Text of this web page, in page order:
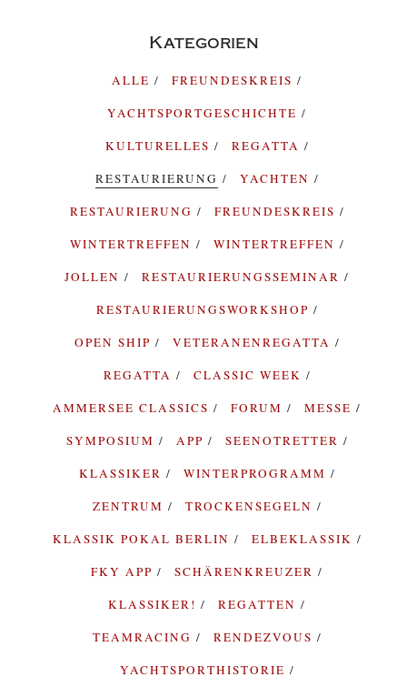
Kategorien
ALLE
FREUNDESKREIS
YACHTSPORTGESCHICHTE
KULTURELLES
REGATTA
RESTAURIERUNG
YACHTEN
RESTAURIERUNG
FREUNDESKREIS
WINTERTREFFEN
WINTERTREFFEN
JOLLEN
RESTAURIERUNGSSEMINAR
RESTAURIERUNGSWORKSHOP
OPEN SHIP
VETERANENREGATTA
REGATTA
CLASSIC WEEK
AMMERSEE CLASSICS
FORUM
MESSE
SYMPOSIUM
APP
SEENOTRETTER
KLASSIKER
WINTERPROGRAMM
ZENTRUM
TROCKENSEGELN
KLASSIK POKAL BERLIN
ELBEKLASSIK
FKY APP
SCHÄRENKREUZER
KLASSIKER!
REGATTEN
TEAMRACING
RENDEZVOUS
YACHTSPORTHISTORIE